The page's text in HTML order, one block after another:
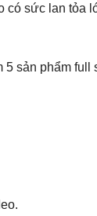
sức lan tỏa
sản phẩm full